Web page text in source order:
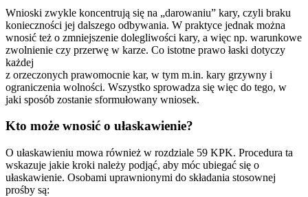
Wnioski zwykle koncentrują się na „darowaniu” kary, czyli braku
konieczności jej dalszego odbywania. W praktyce jednak można
wnosić też o zmniejszenie dolegliwości kary, a więc np. warunkowe
zwolnienie czy przerwę w karze. Co istotne prawo łaski dotyczy
każdej
z orzeczonych prawomocnie kar, w tym m.in. kary grzywny i
ograniczenia wolności. Wszystko sprowadza się więc do tego, w
jaki sposób zostanie sformułowany wniosek.
Kto może wnosić o ułaskawienie?
O ułaskawieniu mowa również w rozdziale 59 KPK. Procedura ta
wskazuje jakie kroki należy podjąć, aby móc ubiegać się o
ułaskawienie. Osobami uprawnionymi do składania stosownej
prośby są: